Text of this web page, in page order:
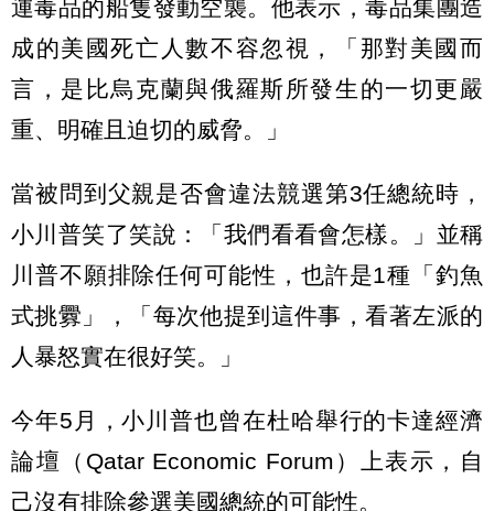
運毒品的船隻發動空襲。他表示，毒品集團造
成的美國死亡人數不容忽視，「那對美國而
言，是比烏克蘭與俄羅斯所發生的一切更嚴
重、明確且迫切的威脅。」
當被問到父親是否會違法競選第3任總統時，
小川普笑了笑說：「我們看看會怎樣。」並稱
川普不願排除任何可能性，也許是1種「釣魚
式挑釁」，「每次他提到這件事，看著左派的
人暴怒實在很好笑。」
今年5月，小川普也曾在杜哈舉行的卡達經濟
論壇（Qatar Economic Forum）上表示，自
己沒有排除參選美國總統的可能性。